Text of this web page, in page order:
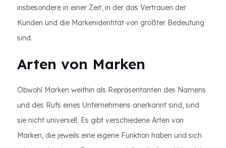
insbesondere in einer Zeit, in der das Vertrauen der
Kunden und die Markenidentität von größter Bedeutung
sind.
Arten von Marken
Obwohl Marken weithin als Repräsentanten des Namens
und des Rufs eines Unternehmens anerkannt sind, sind
sie nicht universell. Es gibt verschiedene Arten von
Marken, die jeweils eine eigene Funktion haben und sich